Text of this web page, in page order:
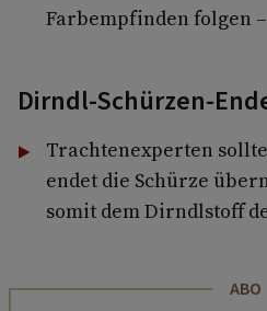
Farbempfinden folgen
Dirndl-Schürzen-
Trachtenexperten
endet die Schürze
somit dem Dirndlstoff
ABO